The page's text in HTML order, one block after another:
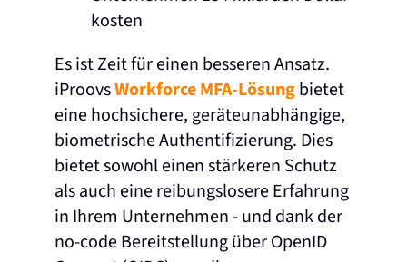
kosten
Es ist Zeit für einen besseren Ansatz.
iProovsWorkforce MFA-Lösungbietet
eine hochsichere, geräteunabhängige,
biometrische Authentifizierung. Dies
bietet sowohl einen stärkeren Schutz
als auch eine reibungslosere Erfahrung
in Ihrem Unternehmen - und dank der
no-code Bereitstellung über OpenID